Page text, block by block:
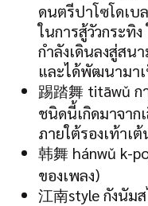
ดนตรีปาโซโดเบ
ในการสู้วัวกระทิ
กำลังเดินลงสู่สน
และได้พัฒนามา
踢踏舞 titāwǔ ก
ชนิดนี้เกิดมาจา
ภายใต้รองเท้าเ
韩舞 hánwǔ k-
ของเพลง)
江南style กังนัม